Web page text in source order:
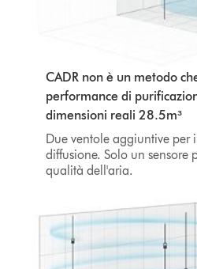
CADR non è un metodo
performance di
dimensioni reali 28.5m³
Due ventole aggiuntive per
diffusione. Solo un sensore
qualità dell'aria.